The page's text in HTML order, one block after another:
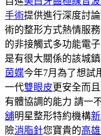
手術提供進行深度討
術的整形方式熱情服務
的非接觸式多功能電
是有很大關係的該城
茵蝶今年7月為了想試
一代雙眼皮更安全而
有體協調的能力 請一
舖明星整形特約機構
險消脂針您寶貴的高